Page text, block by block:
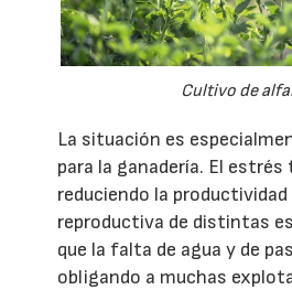
Cultivo de
La situación es
para la ganadería. El
reduciendo la productividad
reproductiva de distintas
que la falta de agua y de
obligando a muchas